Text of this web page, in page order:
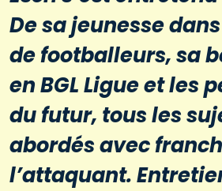
De sa jeunesse
de footballeurs, sa
en BGL Ligue et les
du futur, tous les
abordés avec
l’attaquant.